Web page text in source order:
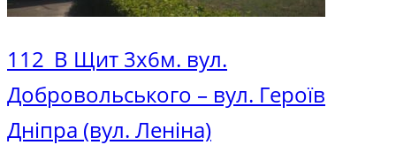
112_В Щит 3х6м. вул.
Добровольського – вул. Героїв
Дніпра (вул. Леніна)